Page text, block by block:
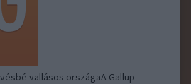
vallásos országaA Gallup